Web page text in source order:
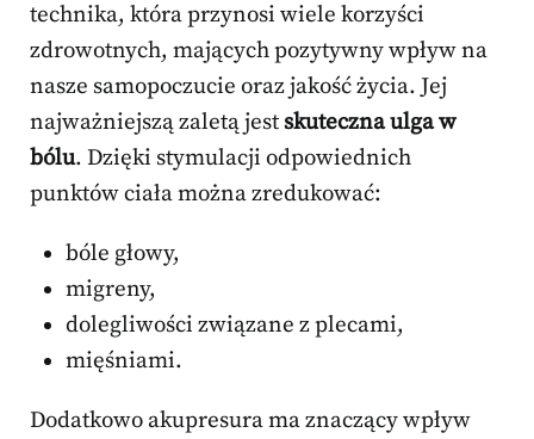
technika, która przynosi wiele korzyści
zdrowotnych, mających pozytywny wpływ na
nasze samopoczucie oraz jakość życia. Jej
najważniejszą zaletą jest skuteczna ulga w
bólu. Dzięki stymulacji odpowiednich
punktów ciała można zredukować:
bóle głowy,
migreny,
dolegliwości związane z plecami,
mięśniami.
Dodatkowo akupresura ma znaczący wpływ